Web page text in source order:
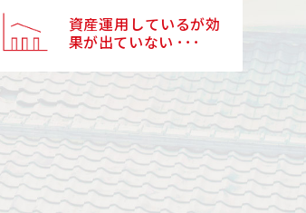
資産運用しているが効
果が出ていない ･･･